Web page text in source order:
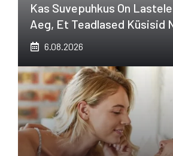
Kas Suvepuhkus On
Aeg, Et Teadlased Küsisid
6.08.2026